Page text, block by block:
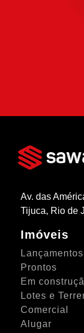
Av. das
Tijuca, Rio de
Imóveis
Lançamentos
Prontos
Em
Lotes e
Comercial
Alugar